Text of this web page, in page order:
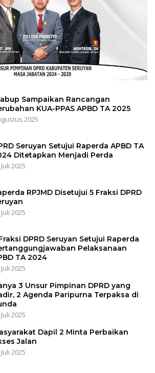
Sampaikan Rancangan
KUA-PPAS APBD TA 2025
2025
Seruyan Setujui Raperda APBD TA
Ditetapkan Menjadi Perda
2025
RPJMD Disetujui 5 Fraksi DPRD
2025
DPRD Seruyan Setujui Raperda
Pelaksanaan
TA 2024
2025
3 Unsur Pimpinan DPRD yang
2 Agenda Paripurna Terpaksa di
2025
Dapil 2 Minta Perbaikan
Jalan
2025